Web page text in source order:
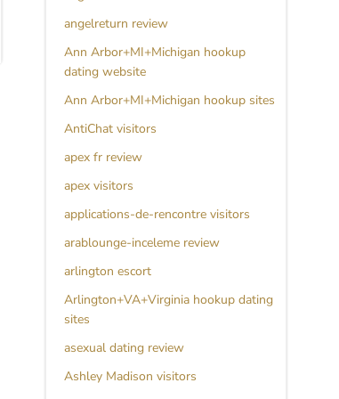
angelreturn review
Ann Arbor+MI+Michigan hookup
dating website
Ann Arbor+MI+Michigan hookup sites
AntiChat visitors
apex fr review
apex visitors
applications-de-rencontre visitors
arablounge-inceleme review
arlington escort
Arlington+VA+Virginia hookup dating
sites
asexual dating review
Ashley Madison visitors